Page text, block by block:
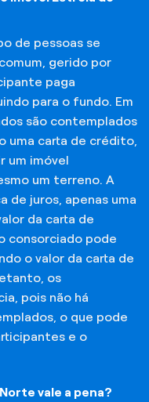
de pessoas se
gerido por
paga
para o fundo. Em
são contemplados
uma carta de crédito,
um imóvel
um terreno. A
de juros, apenas uma
da carta de
consorciado pode
o valor da carta de
os
pois não há
o que pode
e o
vale a pena?